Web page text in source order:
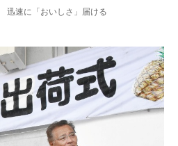
速に「おいしさ」届ける